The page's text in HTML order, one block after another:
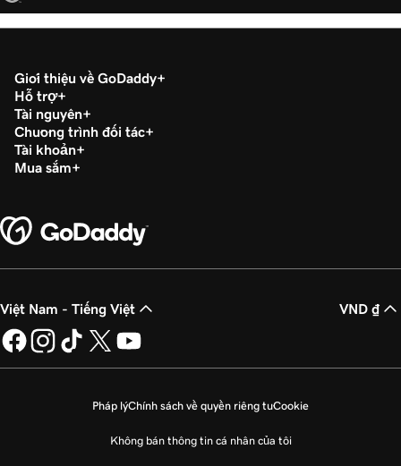
Giới thiệu về GoDaddy
Hỗ trợ
Tài nguyên
Chương trình đối tác
Tài khoản
Mua sắm
Việt Nam - Tiếng Việt VND ₫
Pháp lýChính sách về quyền riêng tưCookie
Không bán thông tin cá nhân của tôi